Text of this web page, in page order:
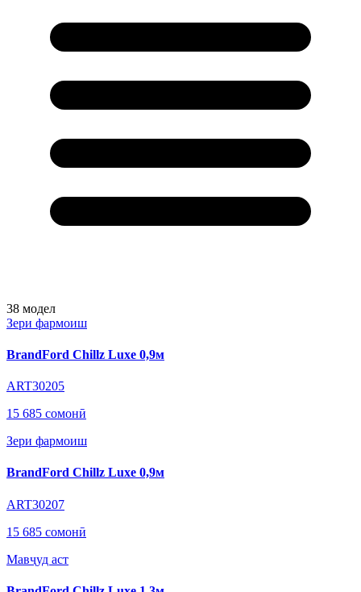
38 модел
Зери фармоиш
BrandFord Chillz Luxe 0,9м
ART30205
15 685 сомонӣ
Зери фармоиш
BrandFord Chillz Luxe 0,9м
ART30207
15 685 сомонӣ
Мавҷуд аст